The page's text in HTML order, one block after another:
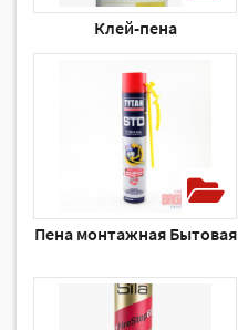
Клей-пена
Пена монтажная Бытовая